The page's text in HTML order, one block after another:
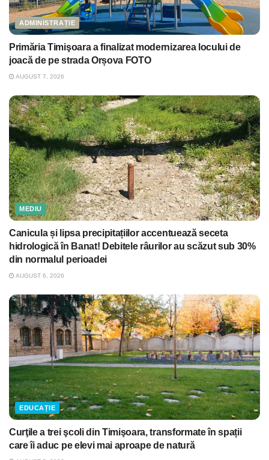
ADMINISTRAȚIE
Primăria Timişoara a finalizat modernizarea locului de
joacă de pe strada Orșova FOTO
AUGUST 7, 2026
MEDIU
Canicula și lipsa precipitațiilor accentuează seceta
hidrologică în Banat! Debitele râurilor au scăzut sub 30%
din normalul perioadei
AUGUST 6, 2026
EDUCAȚIE
Curţile a trei şcoli din Timişoara, transformate în spații
care îi aduc pe elevi mai aproape de natură